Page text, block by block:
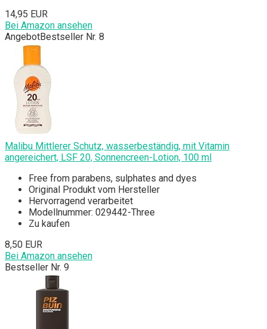
14,95 EUR
Bei Amazon ansehen
AngebotBestseller Nr. 8
Malibu Mittlerer Schutz, wasserbeständig, mit Vitamin
angereichert, LSF 20, Sonnencreen-Lotion, 100 ml
Free from parabens, sulphates and dyes
Original Produkt vom Hersteller
Hervorragend verarbeitet
Modellnummer: 029442-Three
Zu kaufen
8,50 EUR
Bei Amazon ansehen
Bestseller Nr. 9